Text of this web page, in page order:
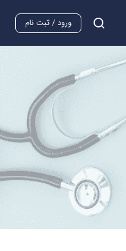
ورود / ثبت نام